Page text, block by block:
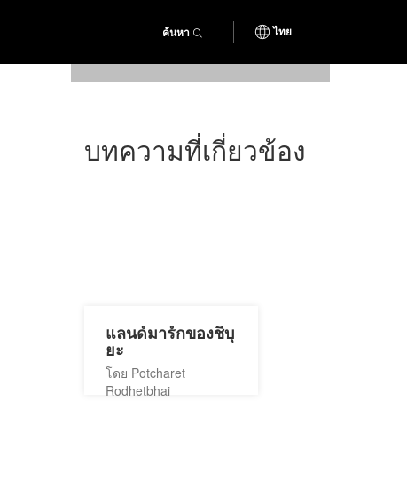
ค้นหา ไทย
บทความที่เกี่ยวข้อง
แลนด์มาร์กของชิบุ
ยะ
โดย Potcharet
Rodhetbhai